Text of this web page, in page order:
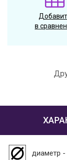
в
диаметр -